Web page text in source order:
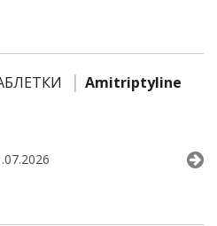
Amitriptyline